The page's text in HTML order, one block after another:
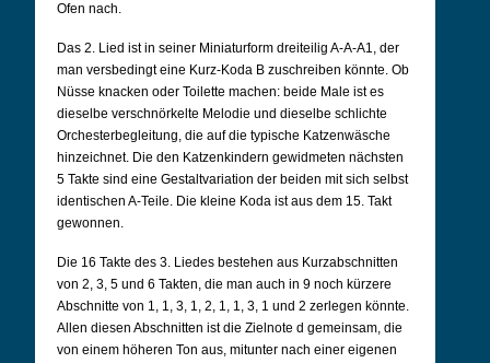
Ofen nach.
Das 2. Lied ist in seiner Miniaturform dreiteilig A-A-A1, der
man versbedingt eine Kurz-Koda B zuschreiben könnte. Ob
Nüsse knacken oder Toilette machen: beide Male ist es
dieselbe verschnörkelte Melodie und dieselbe schlichte
Orchesterbegleitung, die auf die typische Katzenwäsche
hinzeichnet. Die den Katzenkindern gewidmeten nächsten
5 Takte sind eine Gestaltvariation der beiden mit sich selbst
identischen A-Teile. Die kleine Koda ist aus dem 15. Takt
gewonnen.
Die 16 Takte des 3. Liedes bestehen aus Kurzabschnitten
von 2, 3, 5 und 6 Takten, die man auch in 9 noch kürzere
Abschnitte von 1, 1, 3, 1, 2, 1, 1, 3, 1 und 2 zerlegen könnte.
Allen diesen Abschnitten ist die Zielnote d gemeinsam, die
von einem höheren Ton aus, mitunter nach einer eigenen